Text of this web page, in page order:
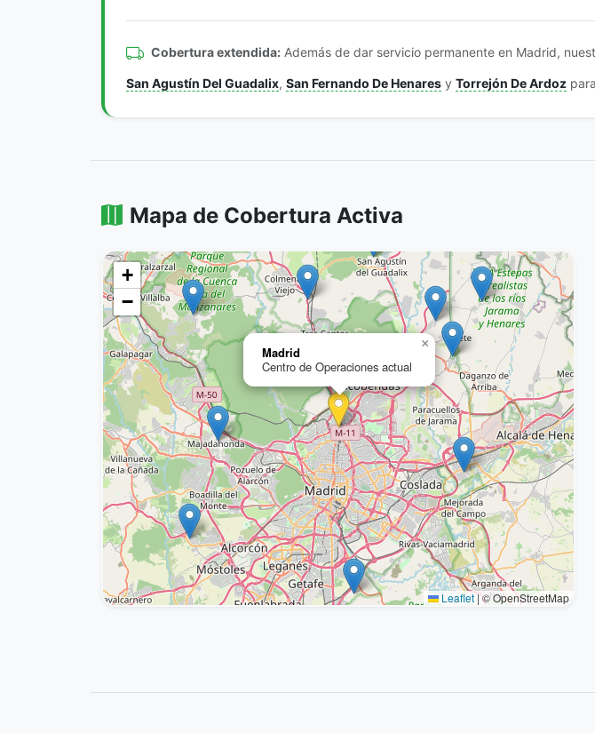
Cobertura extendida: Además de dar servicio permanente en Madrid,
San Agustín Del Guadalix, San Fernando De Henares y Torrejón De Ardoz
Mapa de Cobertura Activa
Madrid
Centro de Operaciones actual
×
+
−
Leaflet|© OpenStreetMap